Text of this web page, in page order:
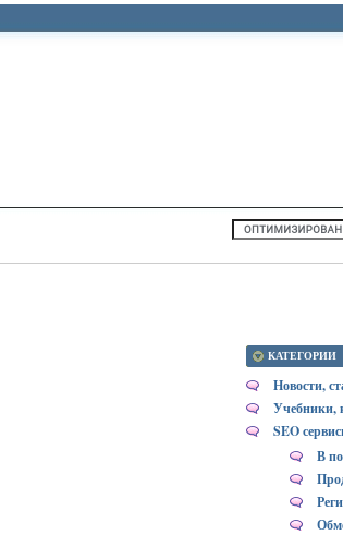
КАТЕГОРИИ
Новости,
Учебники,
SEO
В